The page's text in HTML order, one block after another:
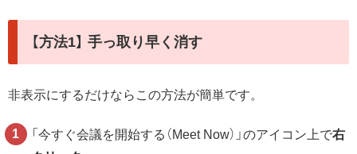
【方法1】 手っ取り早く消す
非表示にするだけならこの方法が簡単です。
「今すぐ会議を開始する（Meet Now）」のアイコン上で右